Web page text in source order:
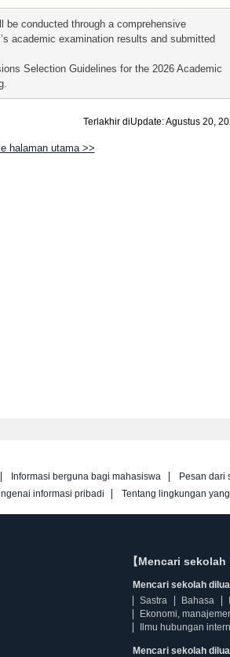
be conducted through a comprehensive
academic examination results and submitted
Selection Guidelines for the 2026 Academic
Terlakhir diUpdate: Agustus 20,
halaman utama >>
Informasi berguna bagi mahasiswa
Pesan dari
informasi pribadi Tentang lingkungan
【Mencari
Mencari sekolah
Sastra
Bahasa
Ekonomi,
Ilmu hubungan
Mencari sekolah